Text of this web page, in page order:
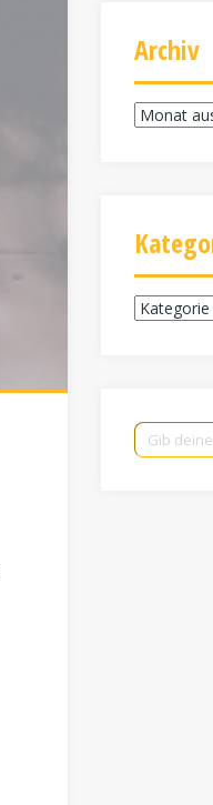
Archiv
Archiv
Kategorien
Gib deine E-Mail-Adresse ein ...